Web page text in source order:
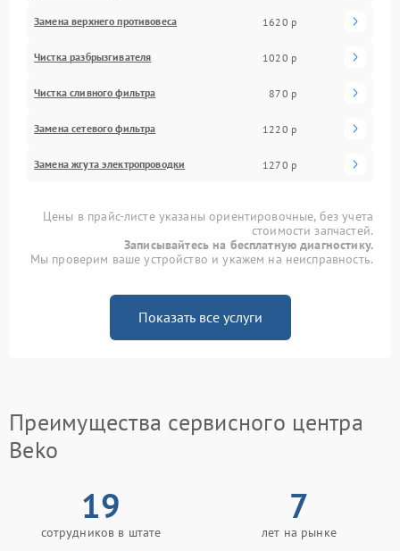
Замена верхнего противовеса 1620 р
Чистка разбрызгивателя 1020 р
Чистка сливного фильтра 870 р
Замена сетевого фильтра 1220 р
Замена жгута электропроводки 1270 р
Цены в прайс-листе указаны ориентировочные, без учета
стоимости запчастей.
Записывайтесь на бесплатную диагностику.
Мы проверим ваше устройство и укажем на неисправность.
Показать все услуги
Преимущества сервисного центра
Beko
19
сотрудников в штате
7
лет на рынке